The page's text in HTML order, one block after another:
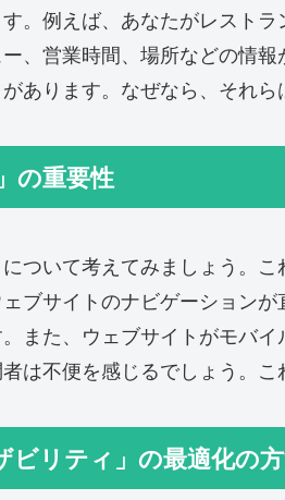
。例えば、あなたがレスト
、営業時間、場所などの情
あります。なぜなら、それ
の重要性
ついて考えてみましょう。
ブサイトのナビゲーション
また、ウェブサイトがモバ
は不便を感じるでしょう。
ビリティ」の最適化の